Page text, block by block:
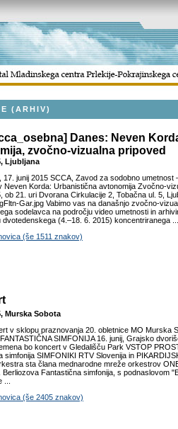
(ARHIV)
Danes: Neven
zvočno-vizualna pripoved
Ljubljana
17. junij 2015 SCCA, Zavod za sodobno umetnost
Neven Korda: Urbanistična avtonomija Zvočno-
ob 21. uri Dvorana Cirkulacije 2, Tobačna ul. 5,
Gar.jpg Vabimo vas na današnjo zvočno-
sodelavca na področju video umetnosti in
dvotedenskega (4.–18. 6. 2015) koncentriranega ...
(še 1511 znakov)
Murska Sobota
v sklopu praznovanja 20. obletnice MO Murska
SIMFONIJA 16. junij, Grajsko
bo koncert v Gledališču Park VSTOP
simfonija SIMFONIKI RTV Slovenija in
sta člana mednarodne mreže orkestrov
Berliozova Fantastična simfonija, s podnaslovom
(še 2405 znakov)